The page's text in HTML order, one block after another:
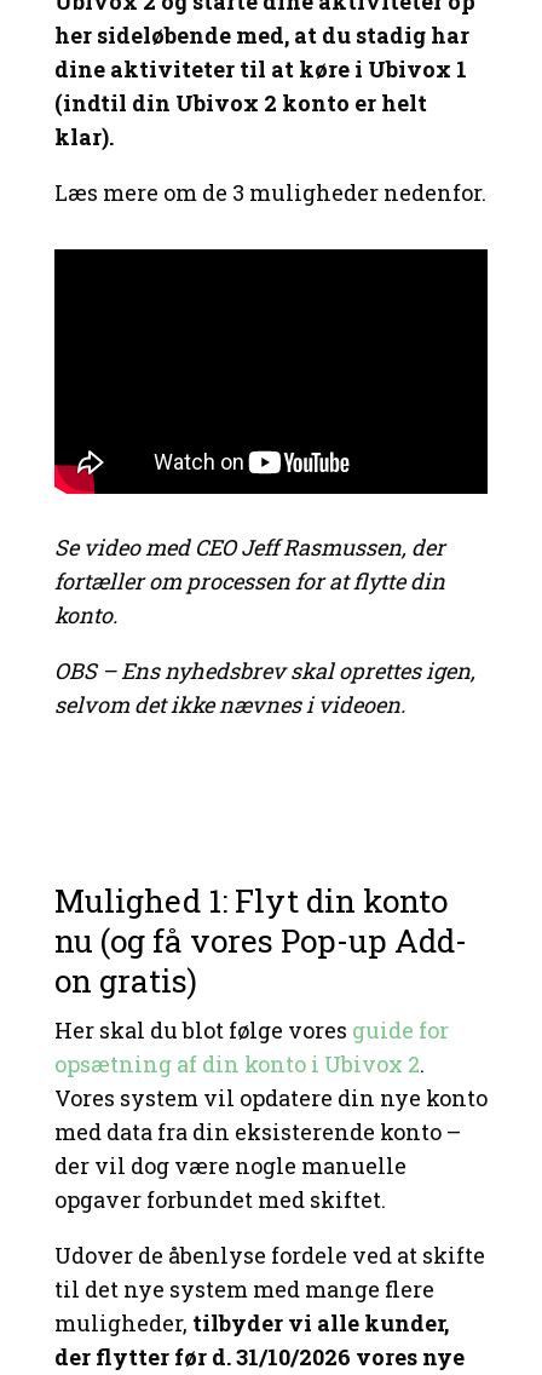
her sideløbende med, at du stadig har
dine aktiviteter til at køre i Ubivox 1
(indtil din Ubivox 2 konto er helt
klar).
Læs mere om de 3 muligheder nedenfor.
Se video med CEO Jeff Rasmussen, der
fortæller om processen for at flytte din
konto.
OBS – Ens nyhedsbrev skal oprettes igen,
selvom det ikke nævnes i videoen.
Mulighed 1: Flyt din konto
nu (og få vores Pop-up Add-
on gratis)
Her skal du blot følge vores guide for
opsætning af din konto i Ubivox 2.
Vores system vil opdatere din nye konto
med data fra din eksisterende konto –
der vil dog være nogle manuelle
opgaver forbundet med skiftet.
Udover de åbenlyse fordele ved at skifte
til det nye system med mange flere
muligheder, tilbyder vi alle kunder,
der flytter før d. 31/10/2026 vores nye